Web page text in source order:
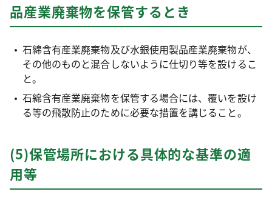
品産業廃棄物を保管するとき
石綿含有産業廃棄物及び水銀使用製品産業廃棄物が、
その他のものと混合しないように仕切り等を設けるこ
と。
石綿含有産業廃棄物を保管する場合には、覆いを設け
る等の飛散防止のために必要な措置を講じること。
(5)保管場所における具体的な基準の適
用等